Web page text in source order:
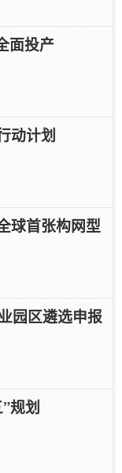
面投产
动计划
球首张构网型
园区遴选申报
规划